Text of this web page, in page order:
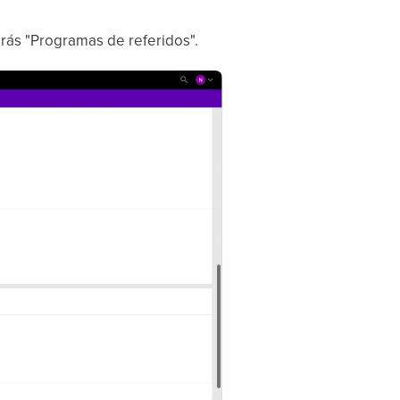
"Programas de referidos".